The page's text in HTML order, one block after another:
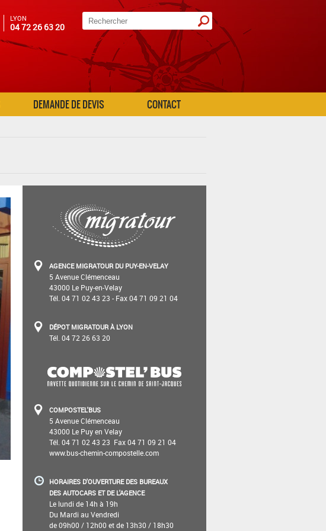
LYON
04 72 26 63 20
DEMANDE DE DEVIS CONTACT
AGENCE MIGRATOUR DU PUY-EN-VELAY
5 Avenue Clémenceau
43000 Le Puy-en-Velay
Tél. 04 71 02 43 23 - Fax 04 71 09 21 04
DÉPOT MIGRATOUR À LYON
Tél. 04 72 26 63 20
COMPOSTEL'BUS
5 Avenue Clémenceau
43000 Le Puy­ en­ Velay
Tél. 04 71 02 43 23 ­ Fax 04 71 09 21 04
www.bus-chemin-compostelle.com
HORAIRES D'OUVERTURE DES BUREAUX
DES AUTOCARS ET DE L'AGENCE
Le lundi de 14h à 19h
Du Mardi au Vendredi
de 09h00 / 12h00 et de 13h30 / 18h30